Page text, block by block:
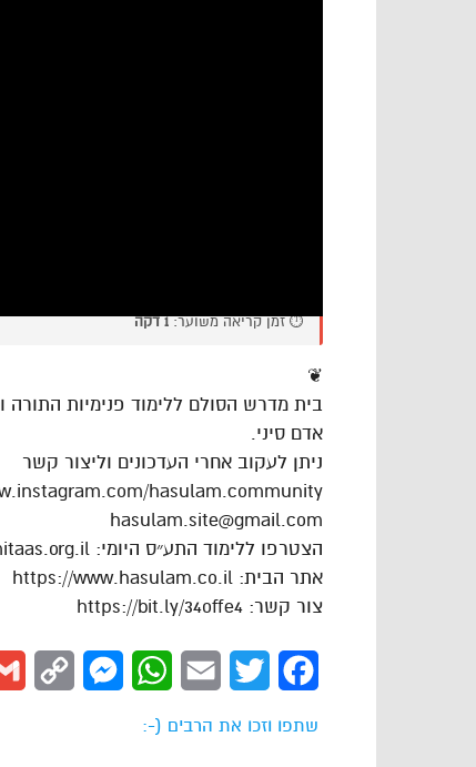
⏱️ זמן קריאה משוער:1 דקה
❦
בית מדרש הסולם ללימוד פנימיות
אדם סיני.
ניתן לעקוב אחרי העדכונים וליצור קשר
hasulam.community
hasulam.site@gmail.com
הצטרפו ללימוד התע״ס היומי: https://dafhayomitaas.org.il
אתר הבית: https://www.hasulam.co.il
צור קשר: https://bit.ly/34offe4
Facebook
Twitter
Email
WhatsApp
Messenger
שתפו וזכו את הרבים (-: